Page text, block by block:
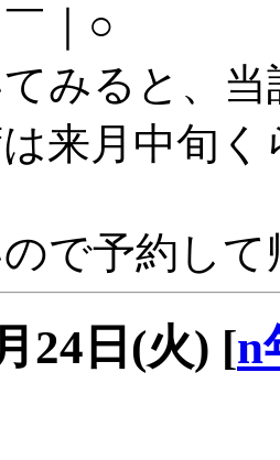
｜○
みると、
来月中旬
で予約して
24日(火) [n